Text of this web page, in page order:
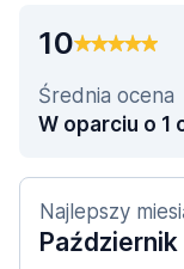
10
Średnia ocena
W oparciu o 1
Najlepszy
Październik